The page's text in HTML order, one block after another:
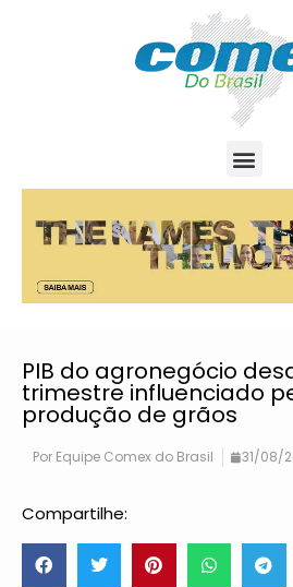
PIB do agronegócio
trimestre influenciado
produção de grãos
Por Equipe Comex do Brasil 31/08/
Compartilhe: